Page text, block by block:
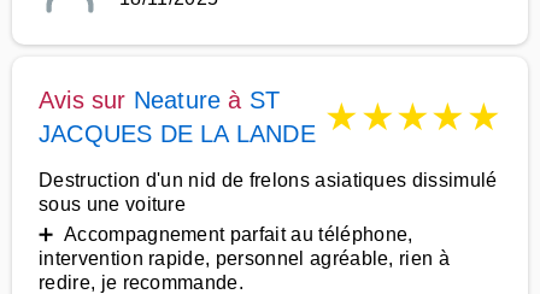
Avis sur Neature à ST
JACQUES DE LA LANDE ★★★★★
Destruction d'un nid de frelons asiatiques dissimulé
sous une voiture
➕ Accompagnement parfait au téléphone,
intervention rapide, personnel agréable, rien à
redire, je recommande.